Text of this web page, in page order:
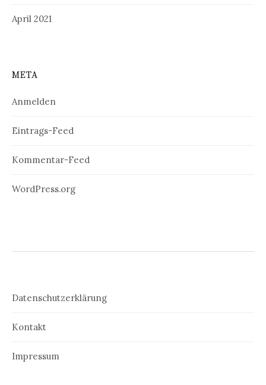
April 2021
META
Anmelden
Eintrags-Feed
Kommentar-Feed
WordPress.org
Datenschutzerklärung
Kontakt
Impressum